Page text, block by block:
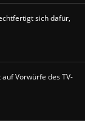
sich dafür,
Vorwürfe des TV-